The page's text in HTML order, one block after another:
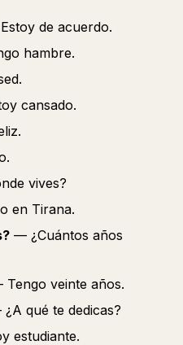
de acuerdo.
hambre.
cansado.
vives?
en Tirana.
— ¿Cuántos años
veinte años.
qué te dedicas?
estudiante.